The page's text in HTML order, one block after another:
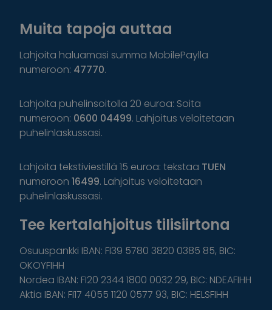
Muita tapoja auttaa
Lahjoita haluamasi summa MobilePaylla
numeroon: 47770.
Lahjoita puhelinsoitolla 20 euroa: Soita
numeroon: 0600 04499. Lahjoitus veloitetaan
puhelinlaskussasi.
Lahjoita tekstiviestillä 15 euroa: tekstaa TUEN
numeroon 16499. Lahjoitus veloitetaan
puhelinlaskussasi.
Tee kertalahjoitus tilisiirtona
Osuuspankki IBAN: FI39 5780 3820 0385 85, BIC:
OKOYFIHH
Nordea IBAN: FI20 2344 1800 0032 29, BIC: NDEAFIHH
Aktia IBAN: FI17 4055 1120 0577 93, BIC: HELSFIHH